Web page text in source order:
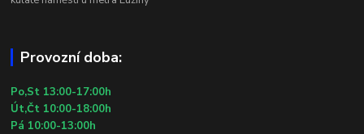
Provozní doba:
Po,St 13:00-17:00h
Út,Čt 10:00-18:00h
Pá 10:00-13:00h